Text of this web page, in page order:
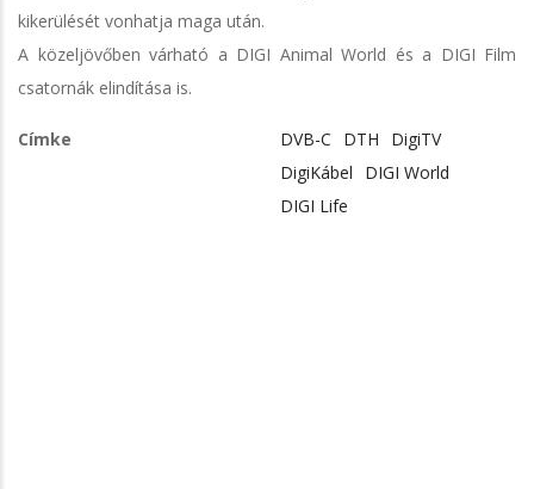
kikerülését vonhatja maga után.
A közeljövőben várható a DIGI Animal World és a DIGI Film
csatornák elindítása is.
Címke DVB-C DTH
DigiTV
DigiKábel
DIGI World
DIGI Life